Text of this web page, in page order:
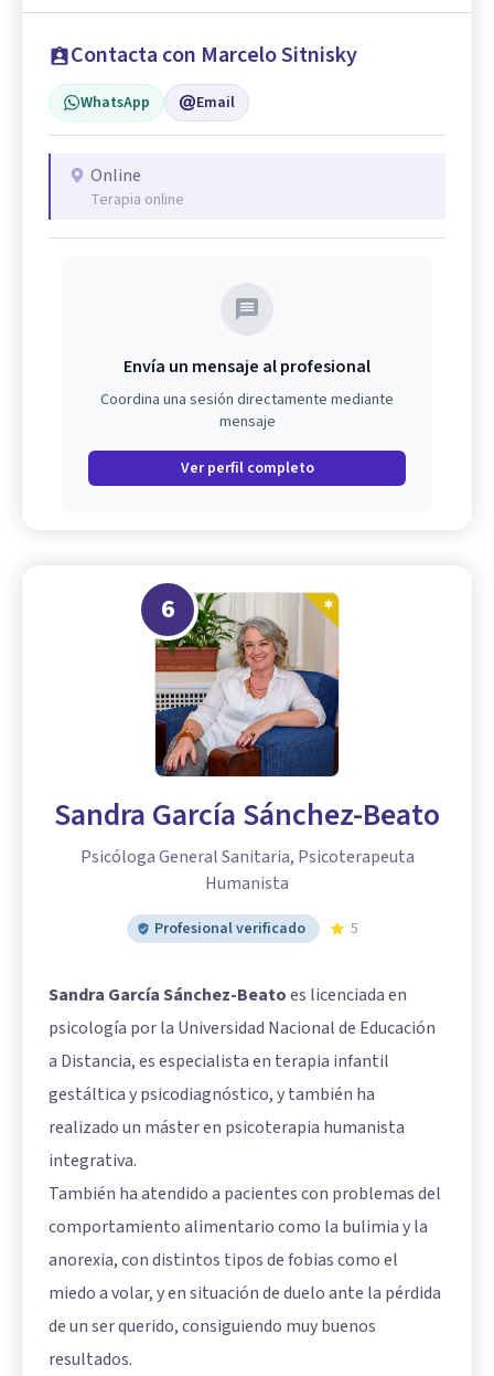
Contacta con Marcelo Sitnisky
WhatsApp Email
Online
Terapia online
Envía un mensaje al profesional
Coordina una sesión directamente mediante
mensaje
Ver perfil completo
6
Sandra García Sánchez-Beato
Psicóloga General Sanitaria, Psicoterapeuta
Humanista
Profesional verificado 5
Sandra García Sánchez-Beatoes licenciada en
psicología por la Universidad Nacional de Educación
a Distancia, es especialista en terapia infantil
gestáltica y psicodiagnóstico, y también ha
realizado un máster en psicoterapia humanista
integrativa.
También ha atendido a pacientes con problemas del
comportamiento alimentario como la bulimia y la
anorexia, con distintos tipos de fobias como el
miedo a volar, y en situación de duelo ante la pérdida
de un ser querido, consiguiendo muy buenos
resultados.